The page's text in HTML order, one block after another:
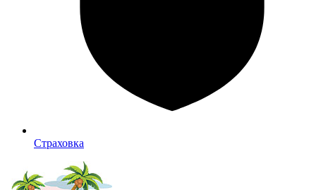
Страховка